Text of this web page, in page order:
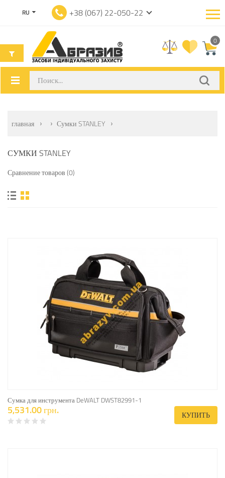
RU +38 (067) 22-050-22
0
главная Сумки STANLEY
СУМКИ STANLEY
Сравнение товаров (0)
Сумка для инструмента DeWALT DWST82991-1
5,531.00 грн. КУПИТЬ